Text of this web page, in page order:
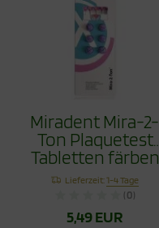
Miradent Mira-2-
Ton Plaquetest
Tabletten färben
Zahnbelege, 6
Stück
Lieferzeit:1-4 Tage
(0)
5,49 EUR